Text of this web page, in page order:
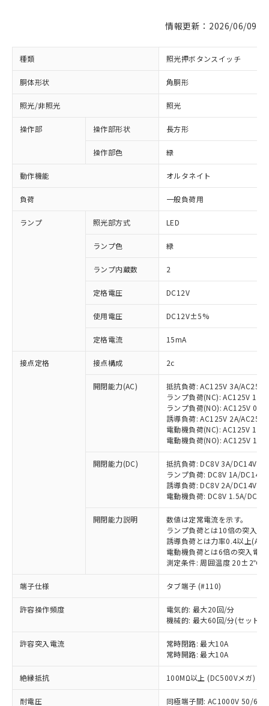
情報更新：2026/06/09
種類 照光押ボタンスイッチ
胴体形状 角胴形
照光/非照光 照光
操作部 操作部形状 長方形
操作部色 緑
動作機能 オルタネイト
負荷 一般負荷用
ランプ 照光部方式 LED
ランプ色 緑
ランプ内蔵数 2
定格電圧 DC12V
使用電圧 DC12V±5%
定格電流 15mA
接点定格 接点構成 2c
開閉能力(AC)
抵抗負荷: AC125V 3A/
ランプ負荷(NC): AC125V 1A/
ランプ負荷(NO): AC125V
誘導負荷: AC125V 2A/
電動機負荷(NC): AC125V
電動機負荷(NO): AC125V 1A/
開閉能力(DC)
抵抗負荷: DC8V 3A/DC14V
ランプ負荷: DC8V 1A/
誘導負荷: DC8V 2A/DC14V
電動機負荷: DC8V 1.5A/
開閉能力説明
数値は定常電流を示す。
ランプ負荷とは10倍の突入電
誘導負荷とは力率0.4以上
電動機負荷とは6倍の突入電
測定条件: 周囲温度 20±2℃
端子仕様 タブ端子 (#110)
許容操作頻度
電気的: 最大20回/分
機械的: 最大60回/分(セット
許容突入電流
常時閉路: 最大10A
常時開路: 最大10A
絶縁抵抗 100MΩ以上 (DC500Vメガ)
耐電圧 同極端子間: AC1000V 50/
以下の条件をお読みいただき、同意のうえ
本サービスは、当社制御機器事業取扱
対応済み：EU RoHS指令（10物質）の
非含有に対応した製品が提供可能な商品で
対応予定：EU RoHS指令（10物質）の非含
有に対応した製品に切り替える予定のある
対応予定なし：EU RoHS指令（10物質）の
非含有に非対応の商品で、対応品を出す予
定はありません。
調査・確認中：EU RoHS指令（10物質）の
非含有の対応状況を調査中または確認中の